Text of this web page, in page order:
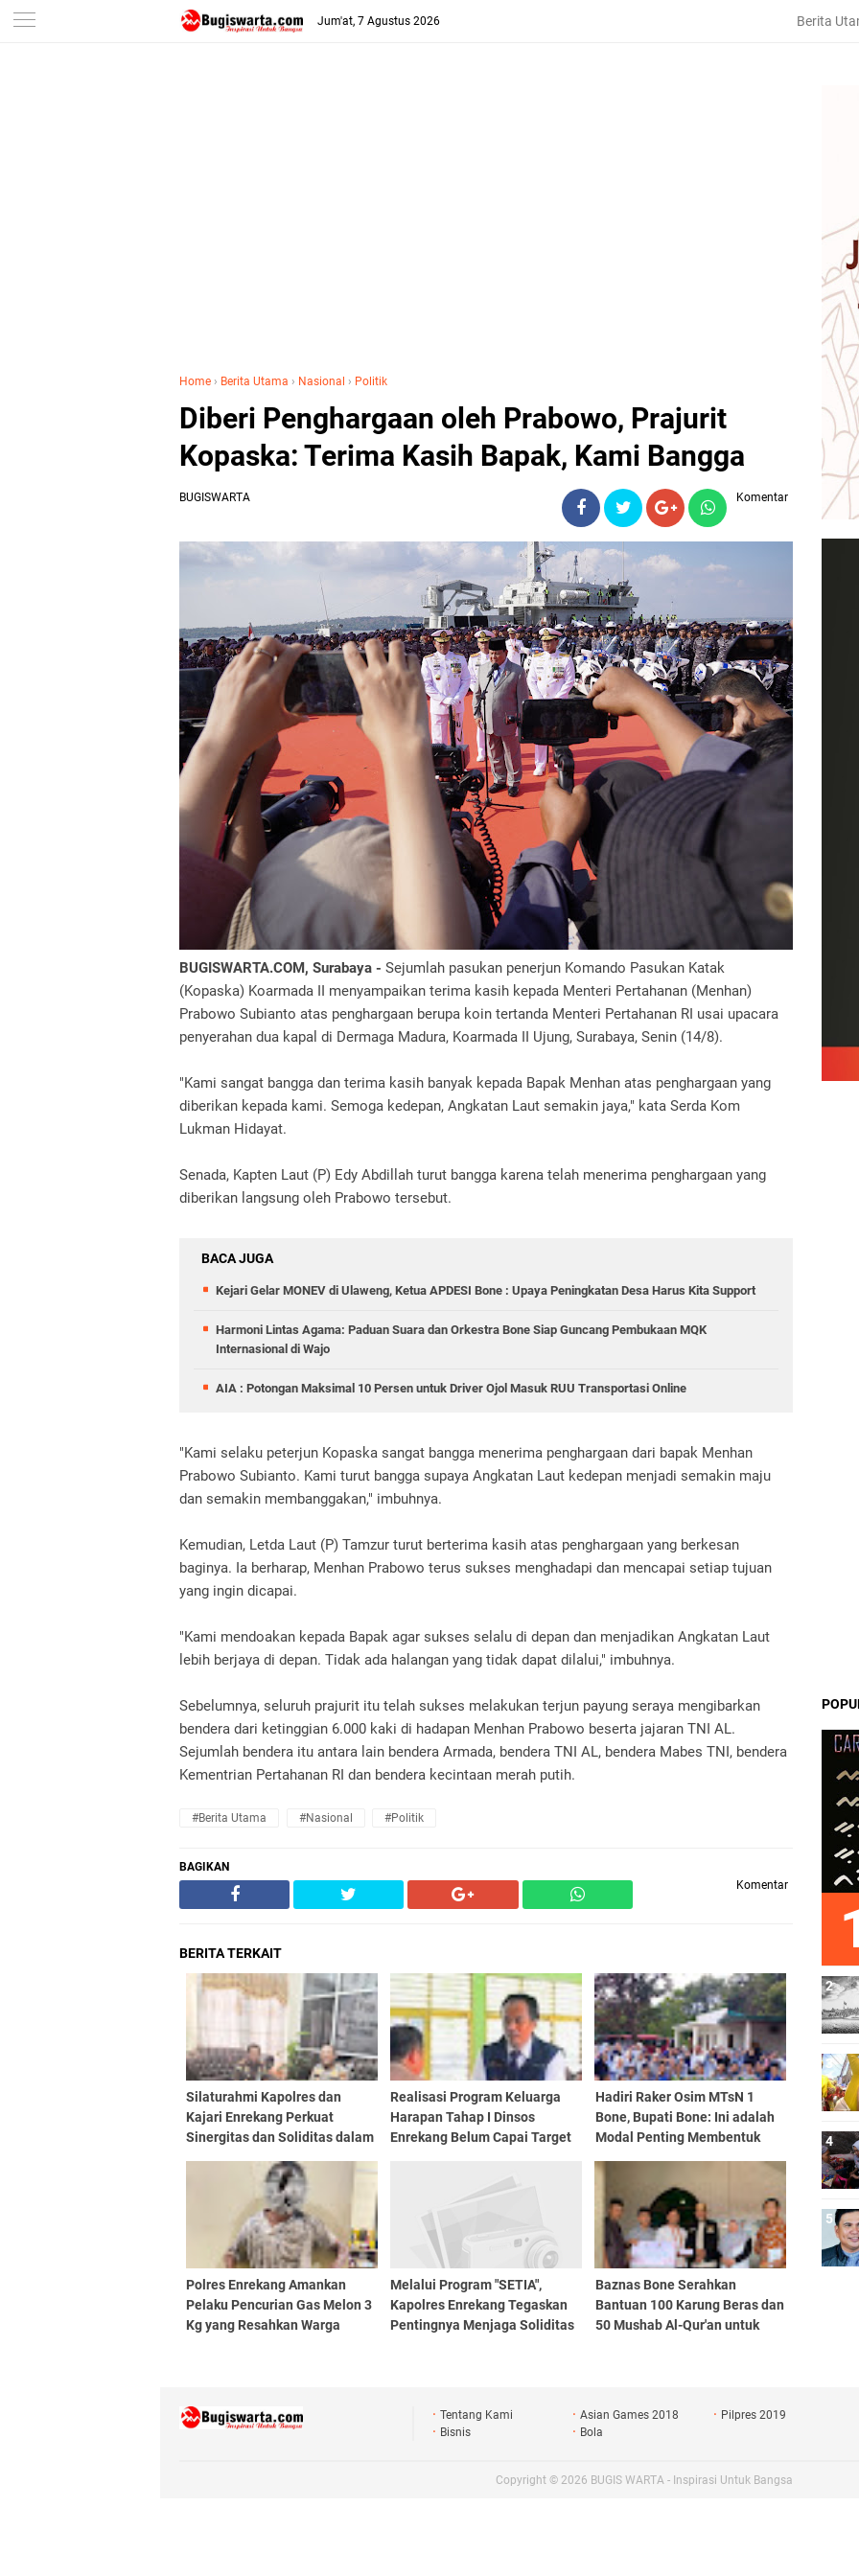
-->
Jum'at, 7 Agustus 2026 Berita
Home › Berita Utama › Nasional › Politik
Diberi Penghargaan oleh Prabowo, Prajurit
Kopaska: Terima Kasih Bapak, Kami Bangga
BUGISWARTA Komentar
BUGISWARTA.COM, Surabaya - Sejumlah pasukan penerjun Komando Pasukan Katak
(Kopaska) Koarmada II menyampaikan terima kasih kepada Menteri Pertahanan (Menhan)
Prabowo Subianto atas penghargaan berupa koin tertanda Menteri Pertahanan RI usai upacara
penyerahan dua kapal di Dermaga Madura, Koarmada II Ujung, Surabaya, Senin (14/8).
"Kami sangat bangga dan terima kasih banyak kepada Bapak Menhan atas penghargaan yang
diberikan kepada kami. Semoga kedepan, Angkatan Laut semakin jaya," kata Serda Kom
Lukman Hidayat.
Senada, Kapten Laut (P) Edy Abdillah turut bangga karena telah menerima penghargaan yang
diberikan langsung oleh Prabowo tersebut.
BACA JUGA
Kejari Gelar MONEV di Ulaweng, Ketua APDESI Bone : Upaya Peningkatan Desa Harus Kita Support
Harmoni Lintas Agama: Paduan Suara dan Orkestra Bone Siap Guncang Pembukaan MQK
Internasional di Wajo
AIA : Potongan Maksimal 10 Persen untuk Driver Ojol Masuk RUU Transportasi Online
"Kami selaku peterjun Kopaska sangat bangga menerima penghargaan dari bapak Menhan
Prabowo Subianto. Kami turut bangga supaya Angkatan Laut kedepan menjadi semakin maju
dan semakin membanggakan," imbuhnya.
Kemudian, Letda Laut (P) Tamzur turut berterima kasih atas penghargaan yang berkesan
baginya. Ia berharap, Menhan Prabowo terus sukses menghadapi dan mencapai setiap tujuan
yang ingin dicapai.
"Kami mendoakan kepada Bapak agar sukses selalu di depan dan menjadikan Angkatan Laut
lebih berjaya di depan. Tidak ada halangan yang tidak dapat dilalui," imbuhnya.
Sebelumnya, seluruh prajurit itu telah sukses melakukan terjun payung seraya mengibarkan
bendera dari ketinggian 6.000 kaki di hadapan Menhan Prabowo beserta jajaran TNI AL.
Sejumlah bendera itu antara lain bendera Armada, bendera TNI AL, bendera Mabes TNI, bendera
Kementrian Pertahanan RI dan bendera kecintaan merah putih.
#Berita Utama #Nasional #Politik
BAGIKAN
Komentar
BERITA TERKAIT
Silaturahmi Kapolres dan
Kajari Enrekang Perkuat
Sinergitas dan Soliditas dalam
Realisasi Program Keluarga
Harapan Tahap I Dinsos
Enrekang Belum Capai Target
Hadiri Raker Osim MTsN 1
Bone, Bupati Bone: Ini adalah
Modal Penting Membentuk
Polres Enrekang Amankan
Pelaku Pencurian Gas Melon 3
Kg yang Resahkan Warga
Melalui Program "SETIA",
Kapolres Enrekang Tegaskan
Pentingnya Menjaga Soliditas
Baznas Bone Serahkan
Bantuan 100 Karung Beras dan
50 Mushab Al-Qur'an untuk
Tentang Kami Asian Games 2018
Pilpres 2019
Bisnis
Bola
Copyright © 2026 BUGIS WARTA - Inspirasi Untuk Bangsa